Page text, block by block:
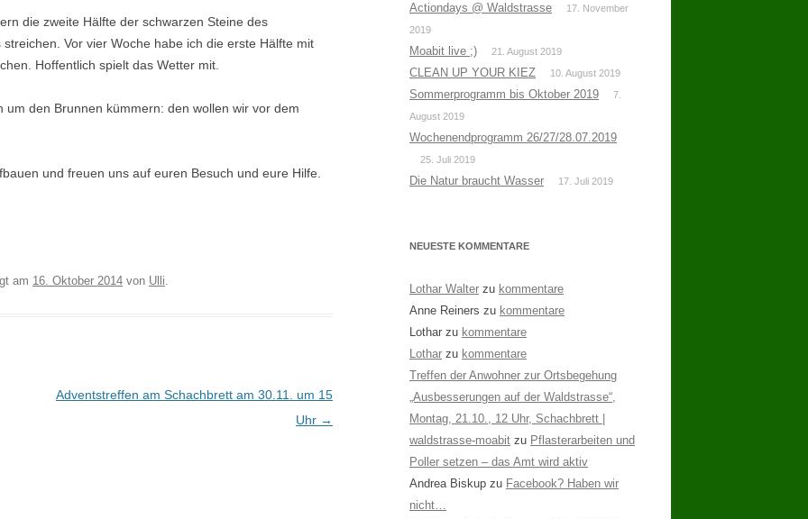
die zweite Hälfte der schwarzen Steine des
streichen. Vor vier Woche habe ich die erste Hälfte mit
Hoffentlich spielt das Wetter mit.
um den Brunnen kümmern: den wollen wir vor dem
und freuen uns auf euren Besuch und eure Hilfe.
am 16. Oktober 2014 von Ulli.
Adventstreffen am Schachbrett am 30.11. um 15
Uhr →
Actiondays @ Waldstrasse
17. November
2019
Moabit live ;) 21. August 2019
CLEAN UP YOUR KIEZ 10. August 2019
Sommerprogramm bis Oktober 2019
7.
August 2019
Wochenendprogramm 26/27/28.07.2019
25. Juli 2019
Die Natur braucht Wasser 17. Juli 2019
NEUESTE KOMMENTARE
Lothar Walter zu kommentare
Anne Reiners zu kommentare
Lothar zu kommentare
Lothar zu kommentare
Treffen der Anwohner zur Ortsbegehung
„Ausbesserungen auf der Waldstrasse“,
Montag, 21.10., 12 Uhr, Schachbrett |
waldstrasse-moabit zu Pflasterarbeiten und
Poller setzen – das Amt wird aktiv
Andrea Biskup zu Facebook? Haben wir
nicht…